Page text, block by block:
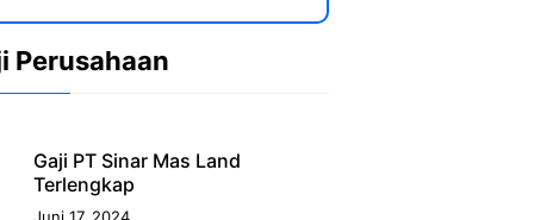
Perusahaan
Gaji PT Sinar Mas Land
Terlengkap